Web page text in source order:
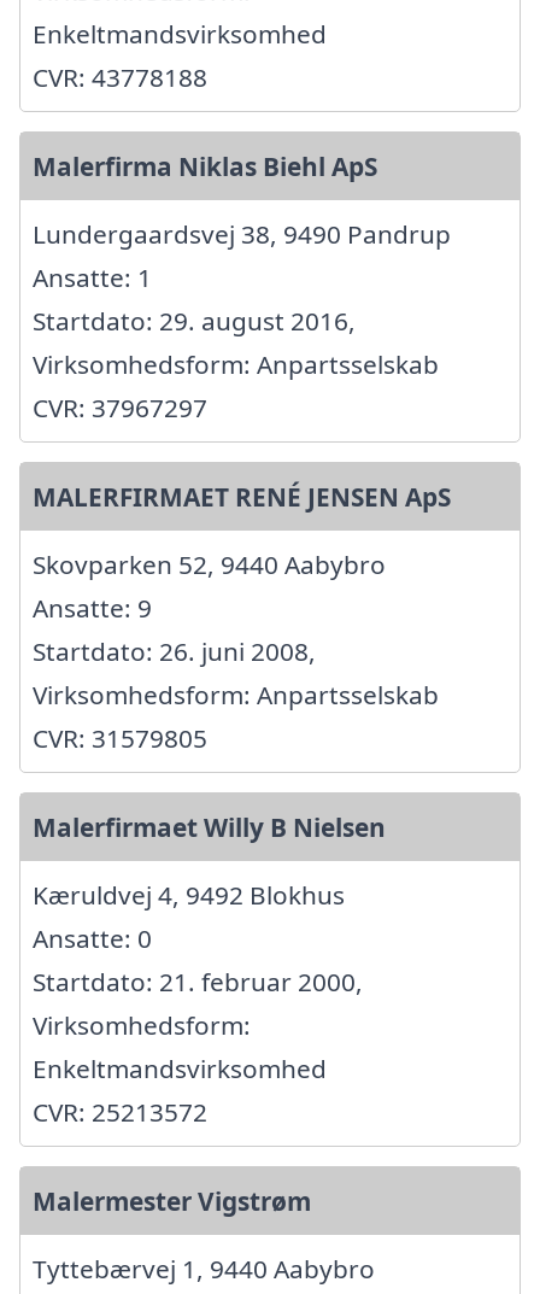
Enkeltmandsvirksomhed
CVR: 43778188
Malerfirma Niklas Biehl ApS
Lundergaardsvej 38, 9490 Pandrup
Ansatte: 1
Startdato: 29. august 2016,
Virksomhedsform: Anpartsselskab
CVR: 37967297
MALERFIRMAET RENÉ JENSEN ApS
Skovparken 52, 9440 Aabybro
Ansatte: 9
Startdato: 26. juni 2008,
Virksomhedsform: Anpartsselskab
CVR: 31579805
Malerfirmaet Willy B Nielsen
Kæruldvej 4, 9492 Blokhus
Ansatte: 0
Startdato: 21. februar 2000,
Virksomhedsform:
Enkeltmandsvirksomhed
CVR: 25213572
Malermester Vigstrøm
Tyttebærvej 1, 9440 Aabybro